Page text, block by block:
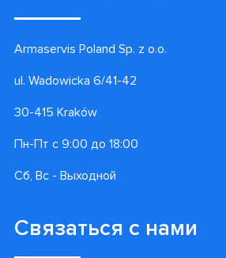
Armaservis Poland Sp. z o.o.
ul. Wadowicka 6/41-42
30-415 Kraków
Пн-Пт с 9:00 до 18:00
Сб, Вс - Выходной
Связаться с нами